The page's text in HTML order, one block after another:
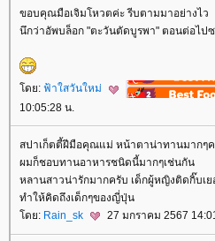
ขอบคุณมือเจิมโหวตค่ะ รีบตามมาอย่างไว
นึกว่าอัพบล็อก "ตะวันตัดบูรพา" ตอนต่อไป
ดย: ฟ้าใสวันใหม่
10:05:28 น.
สปาเก็ตตี้ฝีมือคุณแม่ หน้าตาน่าทานมากๆ
ผมก็ชอบทานอาหารชนิดนี้มากๆเช่นกัน
หลานสาวน่ารักมากครับ เด็กผู้หญิงติดกิ๊บเย
ทำให้คิดถึงเด็กๆของญี่ปุ่น
ดย: Rain_sk 27 มกราคม 2567